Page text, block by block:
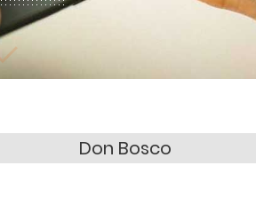
Don Bosco